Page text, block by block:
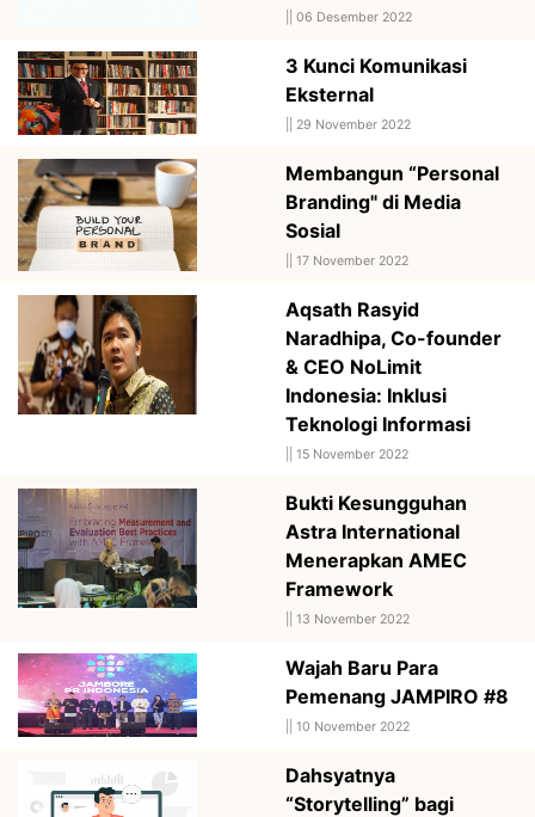
06 Desember 2022
3 Kunci Komunikasi
Eksternal
29 November 2022
Membangun “Personal
Branding" di Media
Sosial
17 November 2022
Aqsath Rasyid
Naradhipa, Co-founder
& CEO NoLimit
Indonesia: Inklusi
Teknologi Informasi
15 November 2022
Bukti Kesungguhan
Astra International
Menerapkan AMEC
Framework
13 November 2022
Wajah Baru Para
Pemenang JAMPIRO #8
10 November 2022
Dahsyatnya
“Storytelling” bagi